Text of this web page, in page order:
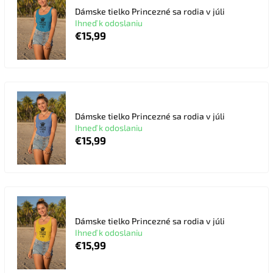
Dámske tielko Princezné sa rodia v júli
Ihneď k odoslaniu
€15,99
Dámske tielko Princezné sa rodia v júli
Ihneď k odoslaniu
€15,99
Dámske tielko Princezné sa rodia v júli
Ihneď k odoslaniu
€15,99